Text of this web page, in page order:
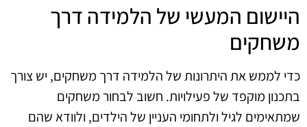
היישום המעשי של הלמידה דרך
משחקים
כדי לממש את היתרונות של הלמידה דרך משחקים, יש צורך
בתכנון מוקפד של פעילויות. חשוב לבחור משחקים
שמתאימים לגיל ולתחומי העניין של הילדים, ולוודא שהם